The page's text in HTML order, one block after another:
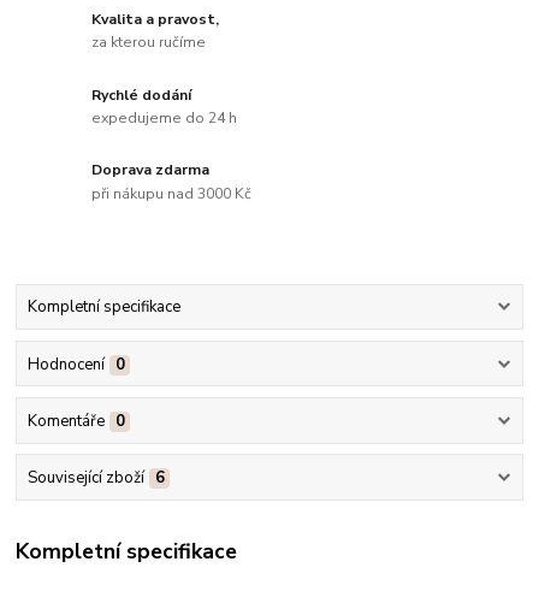
Kvalita a pravost,
za kterou ručíme
Rychlé dodání
expedujeme do 24 h
Doprava zdarma
při nákupu nad 3000 Kč
Kompletní specifikace
Hodnocení 0
Komentáře 0
Související zboží 6
Kompletní specifikace